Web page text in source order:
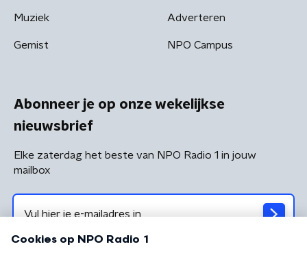
Muziek
Gemist
Adverteren
NPO Campus
Abonneer je op onze wekelijkse
nieuwsbrief
Elke zaterdag het beste van NPO Radio 1 in jouw
mailbox